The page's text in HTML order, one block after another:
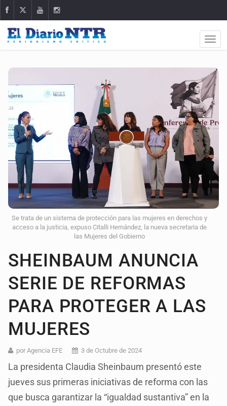
Se trata de un sistema de protección para las mujeres en derechos y
acceso a la justicia, expuso Citalli Hernández, la nueva secretaria de
las Mujeres del Gobierno
SHEINBAUM ANUNCIA
SERIE DE REFORMAS
PARA PROTEGER A LAS
MUJERES
por Agencia EFE 3 de Octubre de 2024
La presidenta Claudia Sheinbaum presentó este
jueves sus primeras iniciativas de reforma con las
que busca garantizar la “igualdad sustantiva” en la